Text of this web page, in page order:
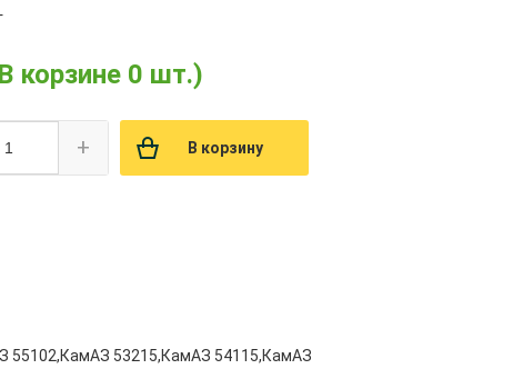
корзине 0 шт.)
+ В корзину
55102,КамАЗ 53215,КамАЗ 54115,КамАЗ